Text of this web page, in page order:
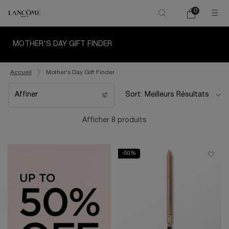
Mon
0
0 product in
MOTHER'S DAY GIFT FINDER
Accueil Mother's Day Gift Finder
Affiner
Filters menu
Sort:
Afficher 8 produits
-50%